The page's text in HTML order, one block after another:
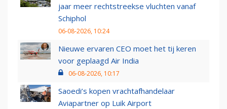
jaar meer rechtstreekse vluchten vanaf
Schiphol
06-08-2026, 10:24
Nieuwe ervaren CEO moet het tij keren
voor geplaagd Air India
06-08-2026, 10:17
Saoedi’s kopen vrachtafhandelaar
Aviapartner op Luik Airport